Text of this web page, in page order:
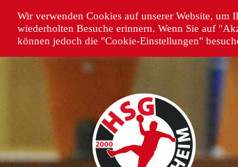
Wir verwenden Cookies auf unserer Website, um
wiederholten Besuche erinnern. Wenn Sie auf
können jedoch die "Cookie-Einstellungen"